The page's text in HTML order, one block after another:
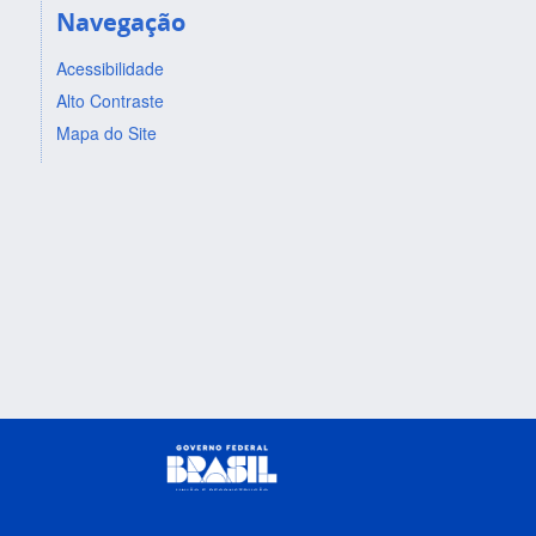
Navegação
Acessibilidade
Alto Contraste
Mapa do Site